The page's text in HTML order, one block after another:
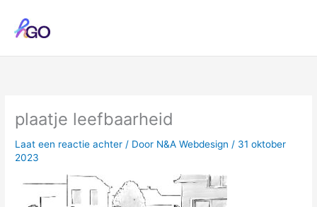
naar
inhoud
plaatje leefbaarheid
Laat een reactie achter / Door N&A Webdesign / 31 oktober
2023